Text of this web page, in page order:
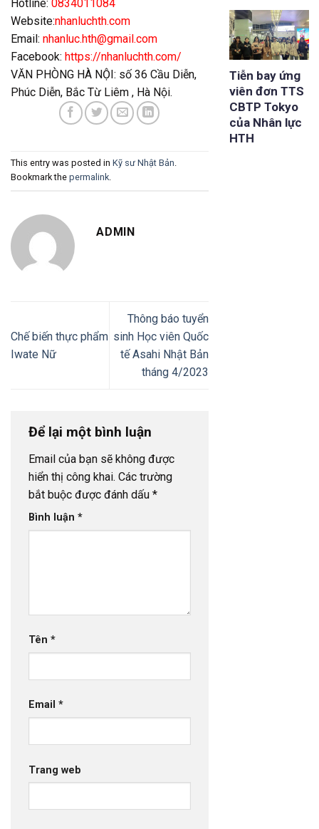
Hotline: 0834011084
Website:nhanluchth.com
Email: nhanluc.hth@gmail.com
Facebook: https://nhanluchth.com/
VĂN PHÒNG HÀ NỘI: số 36 Cầu Diễn,
Phúc Diễn, Bắc Từ Liêm , Hà Nội.
This entry was posted in Kỹ sư Nhật Bản.
Bookmark the permalink.
ADMIN
Chế biến thực phẩm
Iwate Nữ
Thông báo tuyển
sinh Học viên Quốc
tế Asahi Nhật Bản
tháng 4/2023
Để lại một bình luận
Email của bạn sẽ không được
hiển thị công khai. Các trường
bắt buộc được đánh dấu *
Bình luận *
Tên *
Email *
Trang web
Tiễn bay ứng
viên đơn TTS
CBTP Tokyo
của Nhân lực
HTH